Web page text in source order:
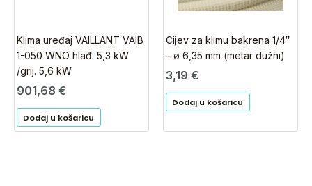
Klima uređaj VAILLANT VAIB
1-050 WNO hlađ. 5,3 kW
/grij. 5,6 kW
901,68 €
Dodaj u košaricu
Cijev za klimu bakrena 1/4″
– ø 6,35 mm (metar dužni)
3,19 €
Dodaj u košaricu